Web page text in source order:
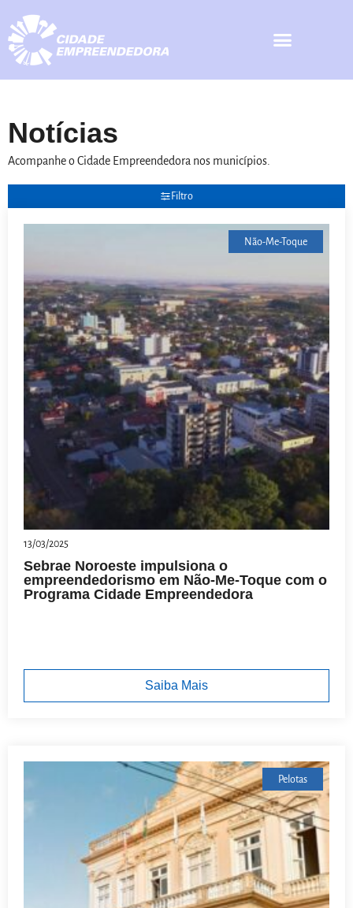
Notícias
Acompanhe o Cidade Empreendedora nos municípios.
Filtro
Não-Me-Toque
13/03/2025
Sebrae Noroeste impulsiona o
empreendedorismo em Não-Me-Toque com o
Programa Cidade Empreendedora
Saiba Mais
Pelotas